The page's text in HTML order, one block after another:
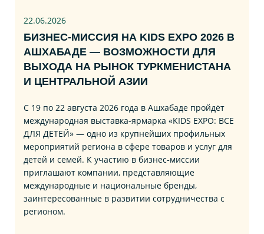
22.06.2026
БИЗНЕС‑МИССИЯ НА KIDS EXPO 2026 В
АШХАБАДЕ — ВОЗМОЖНОСТИ ДЛЯ
ВЫХОДА НА РЫНОК ТУРКМЕНИСТАНА
И ЦЕНТРАЛЬНОЙ АЗИИ
С 19 по 22 августа 2026 года в Ашхабаде пройдёт
международная выставка‑ярмарка «KIDS EXPO: ВСЕ
ДЛЯ ДЕТЕЙ» — одно из крупнейших профильных
мероприятий региона в сфере товаров и услуг для
детей и семей. К участию в бизнес‑миссии
приглашают компании, представляющие
международные и национальные бренды,
заинтересованные в развитии сотрудничества с
регионом.